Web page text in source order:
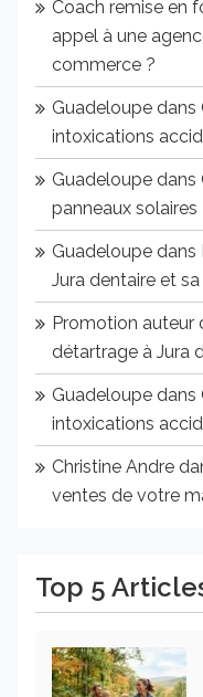
Coach remise en
appel à une
commerce ?
Guadeloupe dans
intoxications
Guadeloupe dans
panneaux solaires
Guadeloupe dans
Jura dentaire et
Promotion auteur
détartrage à Jura
Guadeloupe dans
intoxications
Christine Andre
ventes de votre
Top 5